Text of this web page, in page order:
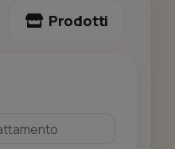
Prodotti